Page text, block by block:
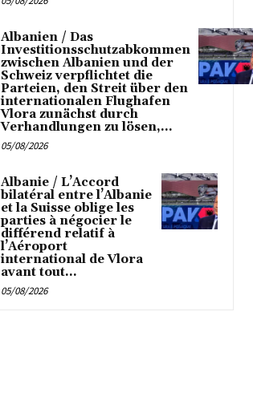
Albanien / Das
Investitionsschutzabkommen
zwischen Albanien und der
Schweiz verpflichtet die
Parteien, den Streit über den
internationalen Flughafen
Vlora zunächst durch
Verhandlungen zu lösen,...
05/08/2026
Albanie / L’Accord
bilatéral entre l’Albanie
et la Suisse oblige les
parties à négocier le
différend relatif à
l’Aéroport
international de Vlora
avant tout...
05/08/2026